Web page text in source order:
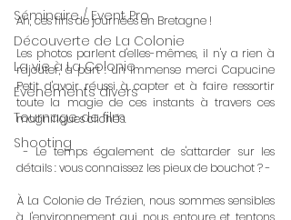
Séminaire / Event Pro
Découverte de La Colonie
La vie à La Colonie
Évènements divers
Tournage de film
Shooting
Ah, ces fins de journées en Bretagne !
Les photos parlent d'elles-mêmes, il n'y a rien à
rajouter, à part : un immense merci Capucine
Petit d'avoir réussi à capter et à faire ressortir
toute la magie de ces instants à travers ces
magnifiques clichés.
- Le temps également de s'attarder sur les
détails : vous connaissez les pieux de bouchot ? -
À La Colonie de Trézien, nous sommes sensibles
à l'environnement qui nous entoure et tentons